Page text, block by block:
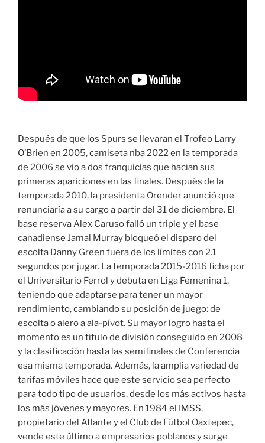
Después de que los Spurs se llevaran el Trofeo Larry
O’Brien en 2005, camiseta nba 2022 en la temporada
de 2006 se vio a dos franquicias que hacían sus
primeras apariciones en las finales. Después de la
temporada 2010, la presidenta Orender anunció que
renunciaría a su cargo a partir del 31 de diciembre. El
base reserva Alex Caruso falló un triple y el base
canadiense Jamal Murray bloqueó el disparo del
escolta Danny Green fuera de los límites con 2.1
segundos por jugar. La temporada 2015-2016 ficha por
el Universitario Ferrol y debuta en Liga Femenina 1,
teniendo que adaptarse para tener un mayor
rendimiento, cambiando su posición de juego: de
escolta o alero a ala-pívot. Su mayor logro hasta el
momento es un título de división conseguido en 2008
y la clasificación hasta las semifinales de Conferencia
esa misma temporada. Además, la amplia variedad de
tarifas móviles hace que este servicio sea perfecto
para todo tipo de usuarios, desde los más activos hasta
los más jóvenes y mayores. En 1984 el IMSS,
propietario del Atlante y el Club de Fútbol Oaxtepec,
vende este último a empresarios poblanos y surge